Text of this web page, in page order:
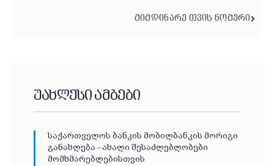
ᲛᲘᲛᲓᲘᲜᲐᲠᲔ ᲗᲕᲘᲡ ᲜᲝᲛᲔᲠᲘ
უახლესი ამბები
საქართველოს ბანკის მობილბანკის მორიგი
განახლება – ახალი შესაძლებლობები
მომხმარებლებისთვის